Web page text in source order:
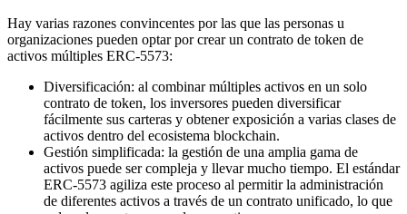
Hay varias razones convincentes por las que las personas u
organizaciones pueden optar por crear un contrato de token de
activos múltiples ERC-5573:
Diversificación: al combinar múltiples activos en un solo
contrato de token, los inversores pueden diversificar
fácilmente sus carteras y obtener exposición a varias clases de
activos dentro del ecosistema blockchain.
Gestión simplificada: la gestión de una amplia gama de
activos puede ser compleja y llevar mucho tiempo. El estándar
ERC-5573 agiliza este proceso al permitir la administración
de diferentes activos a través de un contrato unificado, lo que